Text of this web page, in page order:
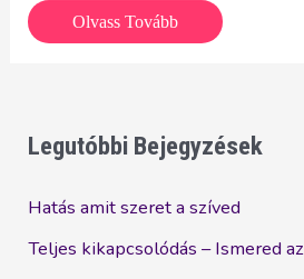
Környezetvédelem
és
Olvass Tovább
Legutóbbi Bejegyzések
Hatás amit szeret a szíved
Teljes kikapcsolódás – Ismered